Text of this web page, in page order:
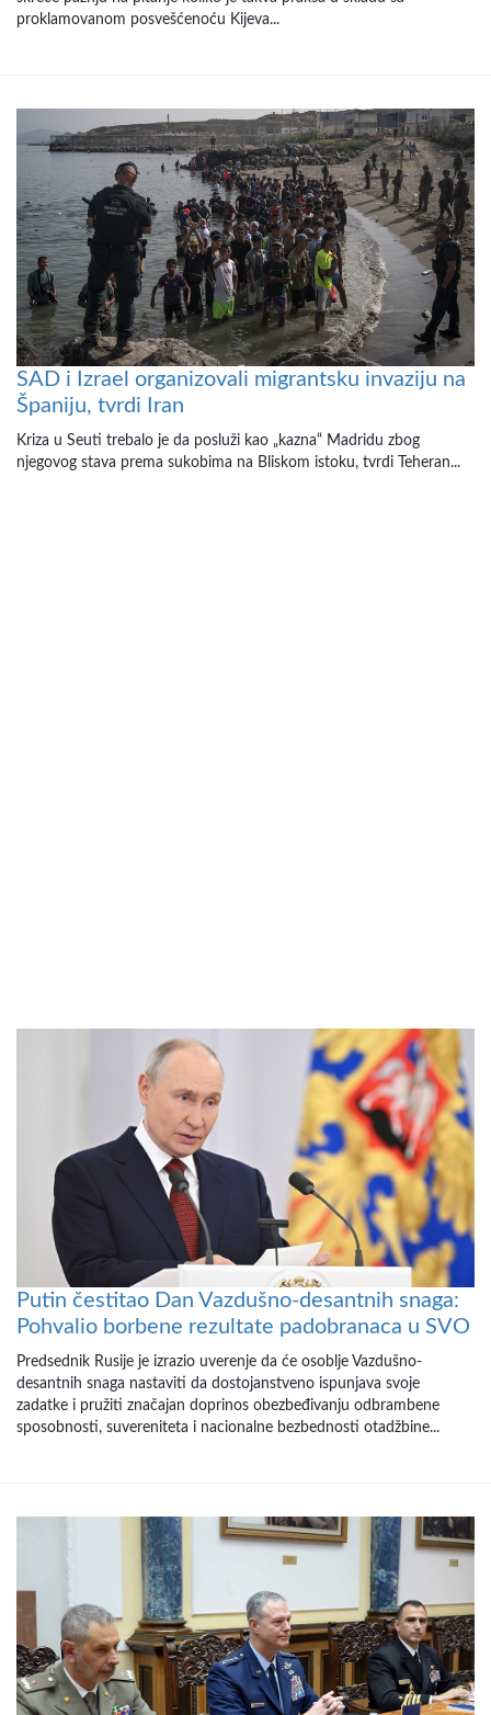
proklamovanom posvešćenoću Kijeva...
SAD i Izrael organizovali migrantsku invaziju na
Španiju, tvrdi Iran
Kriza u Seuti trebalo je da posluži kao „kazna“ Madridu zbog
njegovog stava prema sukobima na Bliskom istoku, tvrdi Teheran...
Putin čestitao Dan Vazdušno-desantnih snaga:
Pohvalio borbene rezultate padobranaca u SVO
Predsednik Rusije je izrazio uverenje da će osoblje Vazdušno-
desantnih snaga nastaviti da dostojanstveno ispunjava svoje
zadatke i pružiti značajan doprinos obezbeđivanju odbrambene
sposobnosti, suvereniteta i nacionalne bezbednosti otadžbine...